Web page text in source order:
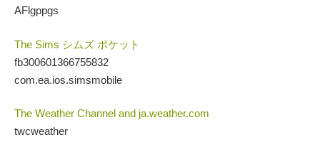
AFlgppgs
The Sims シムズ ポケット
fb300601366755832
com.ea.ios.simsmobile
The Weather Channel and ja.weather.com
twcweather